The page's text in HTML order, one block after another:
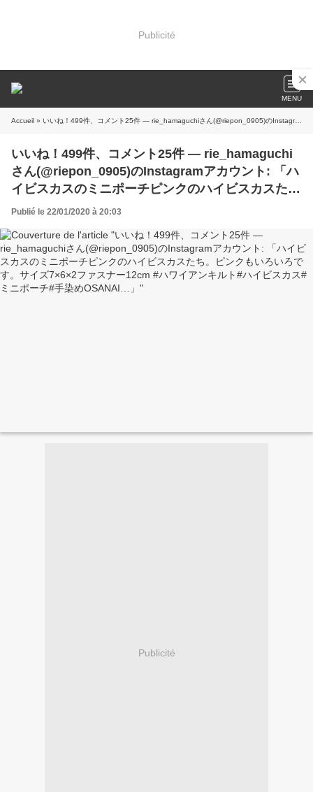
Publicité
MENU
Accueil » いいね！499件、コメント25件 ― rie_hamaguchiさん(@riepon_0905)のInstagramアカウント: 「ハイビスカスのミニポーチピンクのハイビスカスたち。ピンクもいろいろです。サイズ7×6×2ファスナー12cm #ハワイアンキルト#ハイビスカス#ミニポーチ#手染めOSANAI…」
いいね！499件、コメント25件 ― rie_hamaguchi
さん(@riepon_0905)のInstagramアカウント: 「ハ
イビスカスのミニポーチピンクのハイビスカスた
ち。ピンクもいろいろです。サイズ7×6×2ファスナ
ーチ#手染めOSANAI…」
Publié le 22/01/2020 à 20:03
Publicité